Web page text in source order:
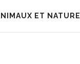
ET NATURE